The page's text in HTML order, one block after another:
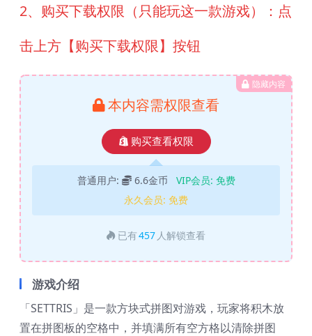
2、购买下载权限（只能玩这一款游戏）：点
击上方【购买下载权限】按钮
隐藏内容
本内容需权限查看
购买查看权限
普通用户: 6.6金币 VIP会员: 免费
永久会员: 免费
已有457 人解锁查看
游戏介绍
「SETTRIS」是一款方块式拼图对游戏，玩家将积木放
置在拼图板的空格中，并填满所有空方格以清除拼图